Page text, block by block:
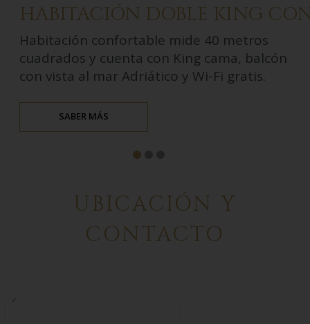
HABITACIÓN DOBLE KING
Habitación confortable mide 40 metros
cuadrados y cuenta con King cama, balcón
con vista al mar Adriático y Wi-Fi gratis.
SABER MÁS
UBICACIÓN Y
CONTACTO